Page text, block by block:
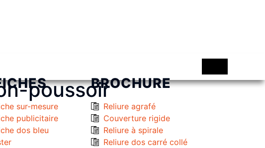
sur-mesure
publicitaire
dos bleu
BROCHURE
Reliure agrafé
Couverture rigide
Reliure à spirale
Reliure dos carré collé
poussoir